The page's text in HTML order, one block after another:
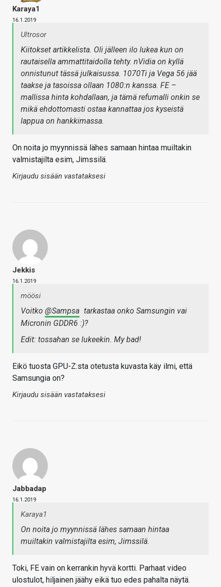
Karaya1
16.1.2019
Ultrosor
Kiitokset artikkelista. Oli jälleen ilo lukea kun on
rautaisella ammattitaidolla tehty. nVidia on kyllä
onnistunut tässä julkaisussa. 1070Ti ja Vega 56 jää
taakse ja tasoissa ollaan 1080:n kanssa. FE –
mallissa hinta kohdallaan, ja tämä refumalli onkin se
mikä ehdottomasti ostaa kannattaa jos kyseistä
lappua on hankkimassa.
On noita jo myynnissä lähes samaan hintaa muiltakin
valmistajilta esim, Jimssilä.
Kirjaudu sisään vastataksesi
Jekkis
16.1.2019
möösi
Voitko @Sampsa tarkastaa onko Samsungin vai
Micronin GDDR6 :)?
Edit: tossahan se lukeekin. My bad!
Eikö tuosta GPU-Z:sta otetusta kuvasta käy ilmi, että
Samsungia on?
Kirjaudu sisään vastataksesi
Jabbadap
16.1.2019
Karaya1
On noita jo myynnissä lähes samaan hintaa
muiltakin valmistajilta esim, Jimssilä.
Toki, FE vain on kerrankin hyvä kortti. Parhaat video
ulostulot, hiljainen jäähy eikä tuo edes pahalta näytä.